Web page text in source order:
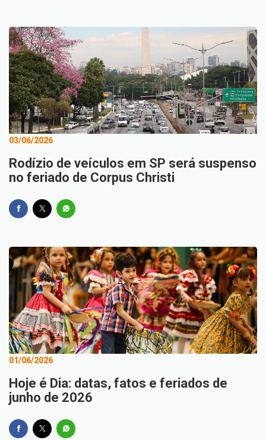
03/06/2026
Rodízio de veículos em SP será suspenso
no feriado de Corpus Christi
01/06/2026
Hoje é Dia: datas, fatos e feriados de
junho de 2026